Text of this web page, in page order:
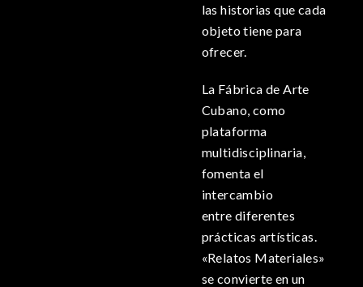
las historias que cada
objeto tiene para
ofrecer.
La Fábrica de Arte
Cubano, como
plataforma
multidisciplinaria,
fomenta el
intercambio
entre diferentes
prácticas artísticas.
«Relatos Materiales»
se convierte en un